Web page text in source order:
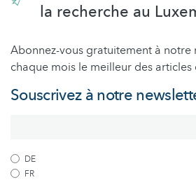
la recherche au
Abonnez-vous gratuitement à notre
chaque mois le meilleur des articles
Souscrivez à notre
DE
FR